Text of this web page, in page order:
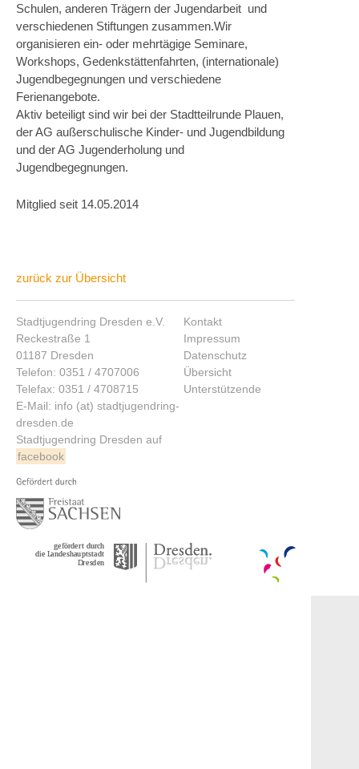
Schulen, anderen Trägern der Jugendarbeit und
verschiedenen Stiftungen zusammen.Wir
organisieren ein- oder mehrtägige Seminare,
Workshops, Gedenkstättenfahrten, (internationale)
Jugendbegegnungen und verschiedene
Ferienangebote.
Aktiv beteiligt sind wir bei der Stadtteilrunde Plauen,
der AG außerschulische Kinder- und Jugendbildung
und der AG Jugenderholung und
Jugendbegegnungen.
Mitglied seit 14.05.2014
zurück zur Übersicht
Stadtjugendring Dresden e.V.
Reckestraße 1
01187 Dresden
Telefon: 0351 / 4707006
Telefax: 0351 / 4708715
E-Mail: info (at) stadtjugendring-
dresden.de
Stadtjugendring Dresden auf
facebook
Kontakt
Impressum
Datenschutz
Übersicht
Unterstützende